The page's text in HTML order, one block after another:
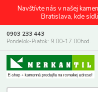
Navštívte nás v našej
Bratislava, kde
0903 233 443
Pondelok-Piatok: 9.00-17.00hod.